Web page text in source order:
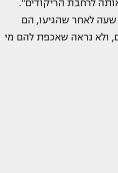
לרחבת הריקודים".
לאחר שהגיעו, הם
ולא נראה שאכפת להם מי